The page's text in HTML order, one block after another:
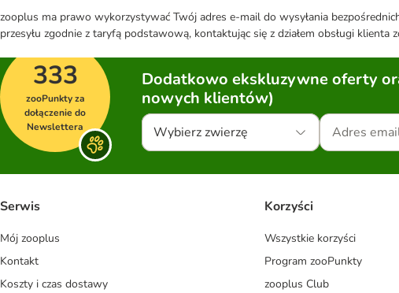
zooplus ma prawo wykorzystywać Twój adres e-mail do wysyłania
przesyłu zgodnie z taryfą podstawową, kontaktując się z działem obsługi klienta
333
zooPunkty za
dołączenie do
Newslettera
Dodatkowo ekskluzywne oferty
nowych klientów)
Wybierz zwierzę
Serwis
Mój zooplus
Kontakt
Koszty i czas dostawy
Korzyści
Wszystkie korzyści
Program zooPunkty
zooplus Club